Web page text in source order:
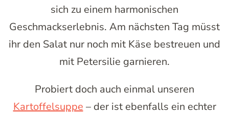
sich zu einem harmonischen
Geschmackserlebnis. Am nächsten Tag müsst
ihr den Salat nur noch mit Käse bestreuen und
mit Petersilie garnieren.
Probiert doch auch einmal unseren
Kartoffelsuppe – der ist ebenfalls ein echter